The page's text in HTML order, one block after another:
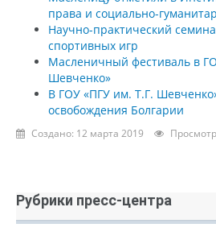
права и социально-
Научно-практический
спортивных игр
Масленичный фестиваль в
Шевченко»
В ГОУ «ПГУ им. Т.Г.
освобождения Болгарии
Создано: 12 марта 2019
Рубрики пресс-центра